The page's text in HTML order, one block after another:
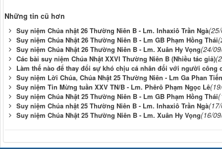
Những tin cũ hơn
Suy niệm Chúa nhật 26 Thường Niên B - Lm. Inhaxiô Trần Ngà
Suy niệm Chúa Nhật 26 Thường Niên B - Lm GB Phạm Hồng Thái
Suy niệm Chúa Nhật 26 Thường Niên B - Lm. Xuân Hy Vọng(24/
Các bài suy niệm Chúa Nhật XXVI Thường Niên B (Nhiều tác giả)
Làm thế nào để thay đổi sự khó chịu cá nhân đối với người công
Suy niệm Lời Chúa, Chúa Nhật 25 Thường Niên - Lm Ga Phan
Suy niệm Tin Mừng tuần XXV TN/B - Lm. Phêrô Phạm Ngọc Lê
Suy niệm Chúa Nhật 25 Thường Niên B - Lm GB Phạm Hồng Thái
Suy niệm Chúa nhật 25 Thường Niên B - Lm. Inhaxiô Trần Ngà
Suy niệm Chúa Nhật 25 Thường Niên B - Lm. Xuân Hy Vọng(16/